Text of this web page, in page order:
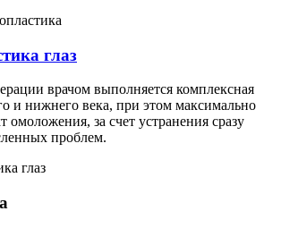
глаз
врачом выполняется комплексная
и нижнего века, при этом максимально
омоложения, за счет устранения сразу
проблем.